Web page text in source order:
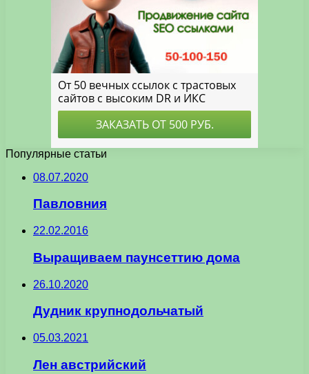
Популярные статьи
08.07.2020
Павловния
22.02.2016
Выращиваем паунсеттию дома
26.10.2020
Дудник крупнодольчатый
05.03.2021
Лен австрийский